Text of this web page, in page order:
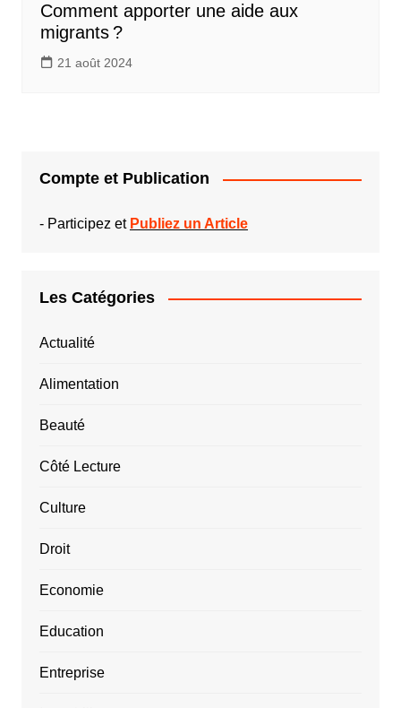
Comment apporter une aide aux
migrants ?
21 août 2024
Compte et Publication
- Participez et Publiez un Article
Les Catégories
Actualité
Alimentation
Beauté
Côté Lecture
Culture
Droit
Economie
Education
Entreprise